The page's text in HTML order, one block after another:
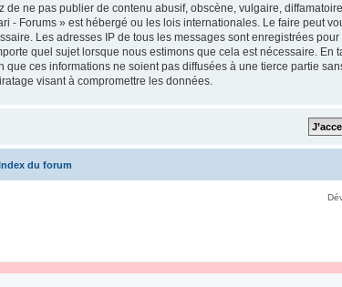
de ne pas publier de contenu abusif, obscène, vulgaire,
- Forums » est hébergé ou les lois internationales. Le faire peut
Les adresses IP de tous les messages sont enregistrées
quel sujet lorsque nous estimons que cela est nécessaire.
que ces informations ne soient pas diffusées à une tierce partie
visant à compromettre les données.
du forum